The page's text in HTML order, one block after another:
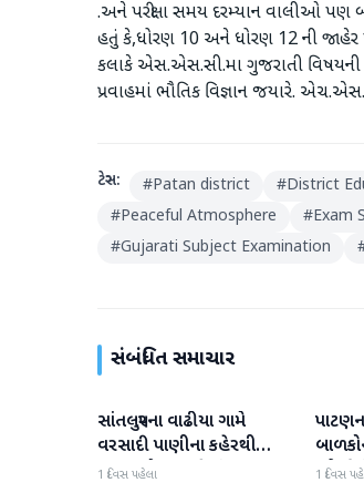
.અને પરીક્ષા સમય દરમ્યાન વાલીઓ પણ
હતું કે,ધોરણ 10 અને ધોરણ 12 ની જાહેર
કલાકે એસ.એસ.સી.મા ગુજરાતી વિષયની
પ્રવાહમાં ભૌતિક વિજ્ઞાન જયારે.
ટેગ્સ: #Patan district #District
#Peaceful Atmosphere #Exam
#Gujarati Subject Examination
સંબંધિત સમાચાર
પાટણ
સાંતલપુરના વાઢીયા ગામે
વરસાદી પાણીના કહેરથી
ગ્રામજનો હાલાકીમાં
1 દિવસ પહેલા
પાટણ
'એ'
1 દિવસ